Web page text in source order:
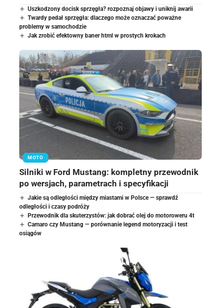
Uszkodzony docisk sprzęgła? rozpoznaj objawy i uniknij awarii
Twardy pedał sprzęgła: dlaczego może oznaczać poważne
problemy w samochodzie
Jak zrobić efektowny baner html w prostych krokach
MOTO
Silniki w Ford Mustang: kompletny przewodnik
po wersjach, parametrach i specyfikacji
Jakie są odległości między miastami w Polsce — sprawdź
odległości i czasy podróży
Przewodnik dla skuterzystów: jak dobrać olej do motoroweru 4t
Camaro czy Mustang — porównanie legend motoryzacji i test
osiągów